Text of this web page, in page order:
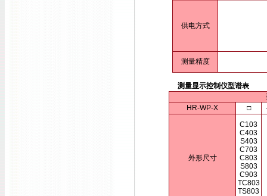
供电方式
测量精度
测量显示控制仪型谱表
HR-WP-X
□
外形尺寸
C103
C403
S403
C703
C803
S803
C903
TC803
TS803